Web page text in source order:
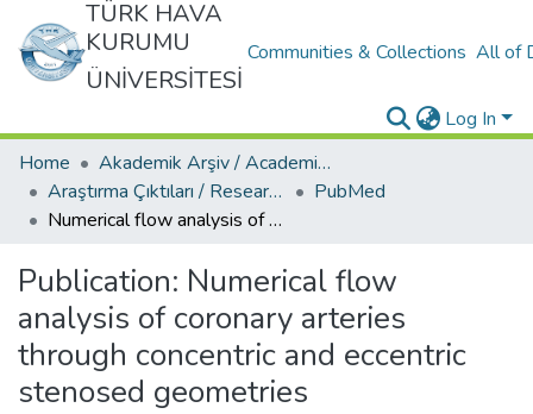
TÜRK HAVA
KURUMU
ÜNİVERSİTESİ
Communities & Collections All of
Log In
Home
Akademik Arşiv / Academic Archive
Araştırma Çıktıları / Research Outcomes
PubMed
Numerical flow analysis of coronary arteries through concentric and eccentric stenosed geometries
Publication: Numerical flow
analysis of coronary arteries
through concentric and eccentric
stenosed geometries